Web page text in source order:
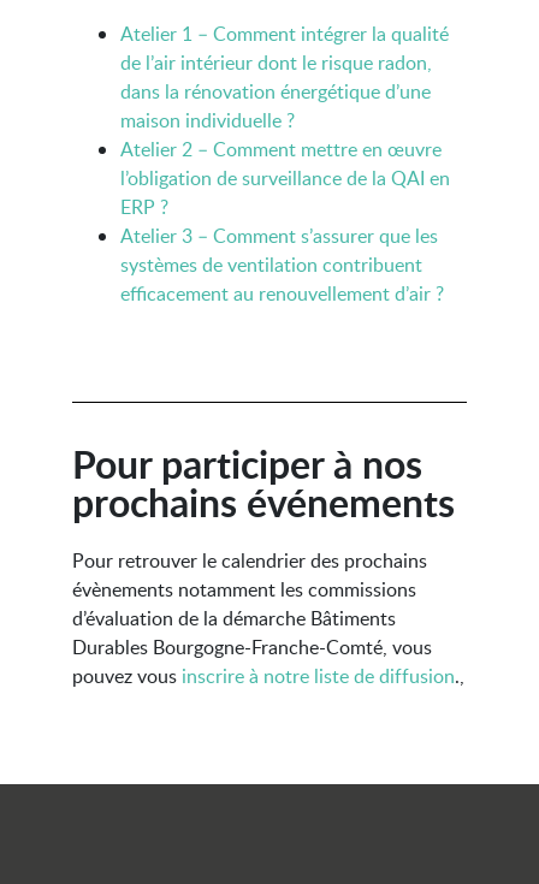
Atelier 1 – Comment intégrer la qualité
de l’air intérieur dont le risque radon,
dans la rénovation énergétique d’une
maison individuelle ?
Atelier 2 – Comment mettre en œuvre
l’obligation de surveillance de la QAI en
ERP ?
Atelier 3 – Comment s’assurer que les
systèmes de ventilation contribuent
efficacement au renouvellement d’air ?
Pour participer à nos
prochains événements
Pour retrouver le calendrier des prochains
évènements notamment les commissions
d’évaluation de la démarche Bâtiments
Durables Bourgogne-Franche-Comté, vous
pouvez vous inscrire à notre liste de diffusion.,